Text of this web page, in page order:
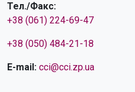
Тел./Факс:
+38 (061) 224-69-47
+38 (050) 484-21-18
E-mail: cci@cci.zp.ua